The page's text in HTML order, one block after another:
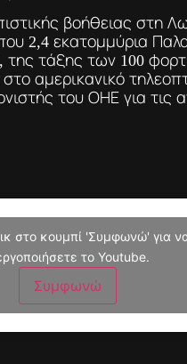
βοήθειας στη
2,4 εκατομμύρια
της τάξης των 100
αμερικανικό
του ΟΗΕ για τις
στο κουμπί 'Συμφωνώ' για
το Youtube.
Συμφωνώ